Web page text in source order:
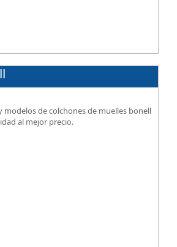
modelos de colchones de muelles bonell
al mejor precio.